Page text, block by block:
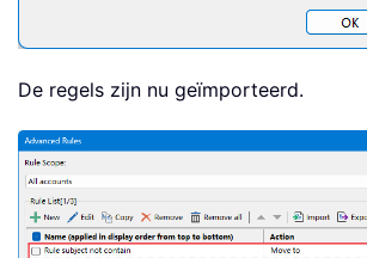
De regels zijn nu geïmporteerd.